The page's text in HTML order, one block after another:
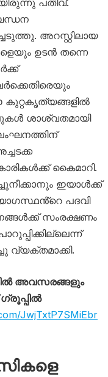
പതിവ്.
അറസ്റ്റിലായ
ഉടൻ തന്നെ
കുറ്റകൃത്യങ്ങളിൽ
ശാശ്വതമായി
കൈമാറി.
ഇയാൾക്ക്
പദവി
സംരക്ഷണം
വ്യക്തമാക്കി.
അവസരങ്ങളും
JwjTxtP7SMiEbr